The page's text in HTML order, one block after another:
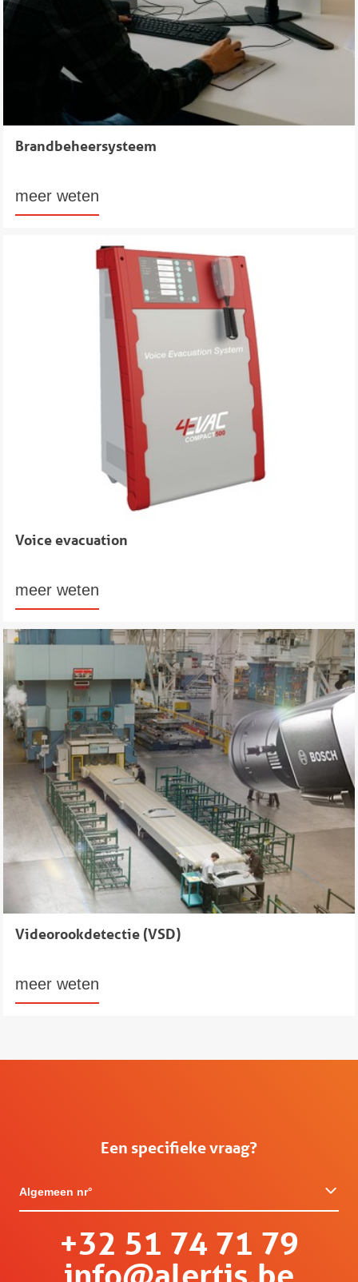
Brandbeheersysteem
meer weten
Voice evacuation
meer weten
Videorookdetectie (VSD)
meer weten
Een specifieke vraag?
Algemeen nr°
+32 51 74 71 79